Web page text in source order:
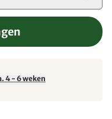
4 - 6 weken